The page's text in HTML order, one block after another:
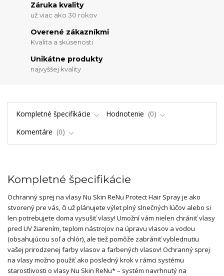
Záruka kvality
už viac ako 30 rokov
Overené zákazníkmi
Kvalita a skúsenosti
Unikátne produkty
najvyššej kvality
Kompletné špecifikácie Hodnotenie
0
Komentáre
0
Kompletné špecifikácie
Ochranný sprej na vlasy Nu Skin ReNu Protect Hair Spray je ako
stvorený pre vás, či už plánujete výlet plný slnečných lúčov alebo si
len potrebujete doma vysušiť vlasy! Umožní vám nielen chrániť vlasy
pred UV žiarením, teplom nástrojov na úpravu vlasov a vodou
(obsahujúcou soľ a chlór), ale tiež pomôže zabrániť vyblednutiu
vašej prirodzenej farby vlasov a farbených vlasov! Ochranný sprej
na vlasy možno použiť ako posledný krok v rámci systému
starostlivosti o vlasy Nu Skin ReNu* – systém navrhnutý na